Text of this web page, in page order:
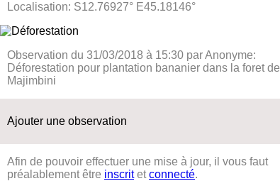
Localisation: S12.76927° E45.18146°
Observation du 31/03/2018 à 15:30 par Anonyme:
Déforestation pour plantation bananier dans la foret de
Majimbini
Ajouter une observation
Afin de pouvoir effectuer une mise à jour, il vous faut
préalablement être inscritetconnecté.